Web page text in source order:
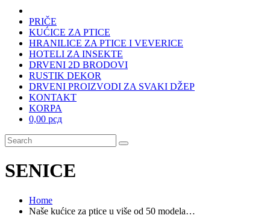
PRIČE
KUĆICE ZA PTICE
HRANILICE ZA PTICE I VEVERICE
HOTELI ZA INSEKTE
DRVENI 2D BRODOVI
RUSTIK DEKOR
DRVENI PROIZVODI ZA SVAKI DŽEP
KONTAKT
KORPA
0,00 рсд
SENICE
Home
Naše kućice za ptice u više od 50 modela…